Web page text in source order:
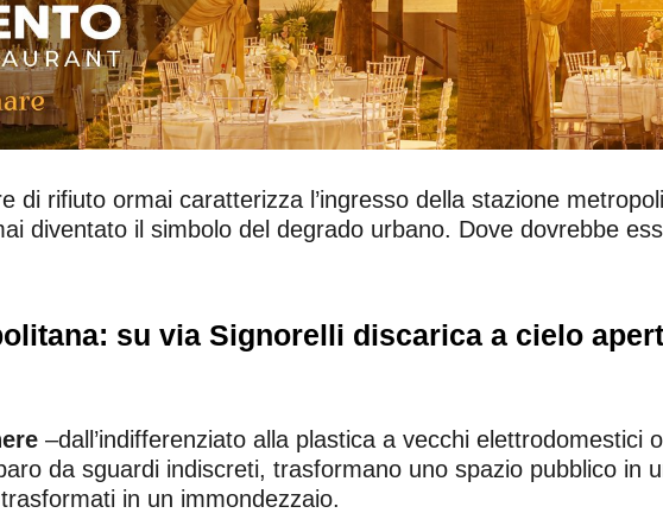
di rifiuto ormai caratterizza l’ingresso della stazione
diventato il simbolo del degrado urbano. Dove dovrebbe
su via Signorelli discarica a cielo
–dall’indifferenziato alla plastica a vecchi elettrodomestici
da sguardi indiscreti, trasformano uno spazio pubblico in
in un immondezzaio.